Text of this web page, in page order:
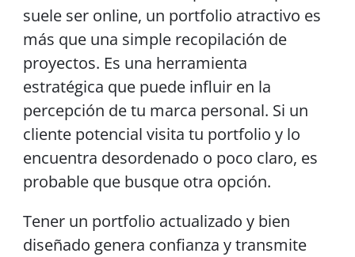
suele ser online, un portfolio atractivo es
más que una simple recopilación de
proyectos. Es una herramienta
estratégica que puede influir en la
percepción de tu marca personal. Si un
cliente potencial visita tu portfolio y lo
encuentra desordenado o poco claro, es
probable que busque otra opción.
Tener un portfolio actualizado y bien
diseñado genera confianza y transmite